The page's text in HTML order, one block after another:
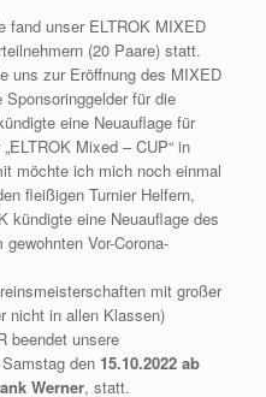
fand unser ELTROK MIXED
(20 Paare) statt.
uns zur Eröffnung des MIXED
für die
eine Neuauflage für
Mixed – CUP“ in
möchte ich mich noch einmal
fleißigen Turnier Helfern,
kündigte eine Neuauflage des
Vor-Corona-
mit großer
nicht in allen Klassen)
beendet unsere
den 15.10.2022 ab
Werner, statt.